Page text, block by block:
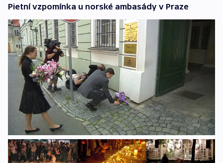
Pietní vzpomínka u norské ambasády v Praze